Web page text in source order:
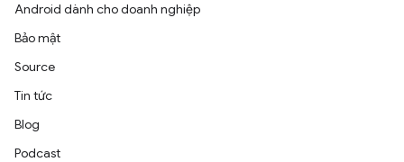
Android dành cho doanh nghiệp
Bảo mật
Source
Tin tức
Blog
Podcast